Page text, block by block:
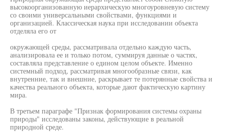
высокоорганизованную иерархическую многоуровневую систему
со своими универсальными свойствами, функциями и
организацией. Классическая наука при исследовании объекта
отделяла его от
окружающей среды, рассматривала отдельно каждую часть,
анализировала ее и только потом, суммируя данные о частях,
составляла представление о едином целом объекте. Именно
системный подход, рассматривая многообразные связи, как
внутренние, так и внешние, раскрывает те потерянные свойства и
качества реального объекта, которые дают фактическую картину
мира.
В третьем параграфе "Признак формирования системы охраны
природы" исследованы законы, действующие в реальной
природной среде.